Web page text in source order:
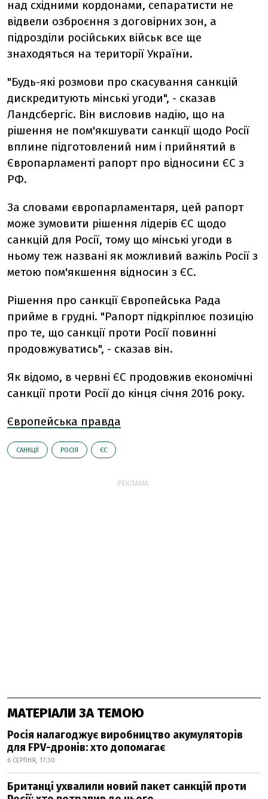
над східними кордонами, сепаратисти не
відвели озброєння з договірних зон, а
підрозділи російських військ все ще
знаходяться на території України.
"Будь-які розмови про скасування санкцій
дискредитують мінські угоди", - сказав
Ландсбергіс. Він висловив надію, що на
рішення не пом'якшувати санкції щодо Росії
вплине підготовлений ним і прийнятий в
Європарламенті рапорт про відносини ЄС з
РФ.
За словами європарламентаря, цей рапорт
може зумовити рішення лідерів ЄС щодо
санкцій для Росії, тому що мінські угоди в
ньому теж названі як можливий важіль Росії з
метою пом'якшення відносин з ЄС.
Рішення про санкції Європейська Рада
прийме в грудні. "Рапорт підкріплює позицію
про те, що санкції проти Росії повинні
продовжуватись", - сказав він.
Як відомо, в червні ЄС продовжив економічні
санкції проти Росії до кінця січня 2016 року.
Європейська правда
САНКЦІЇ РОСІЯ ЄС
РЕКЛАМА:
МАТЕРІАЛИ ЗА ТЕМОЮ
Росія налагоджує виробництво акумуляторів
для FPV-дронів: хто допомагає
6 СЕРПНЯ, 17:30
Британці ухвалили новий пакет санкцій проти